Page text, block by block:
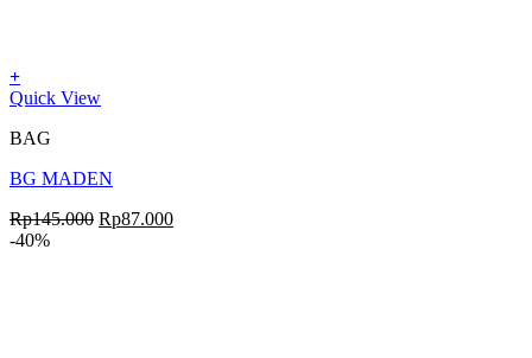
+
Quick View
BAG
BG MADEN
Rp145.000 Rp87.000
-40%